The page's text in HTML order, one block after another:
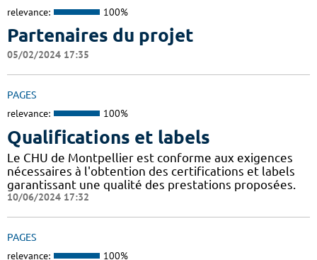
relevance: 100%
Partenaires du projet
05/02/2024 17:35
PAGES
relevance: 100%
Qualifications et labels
Le CHU de Montpellier est conforme aux exigences
nécessaires à l'obtention des certifications et labels
garantissant une qualité des prestations proposées.
10/06/2024 17:32
PAGES
relevance: 100%